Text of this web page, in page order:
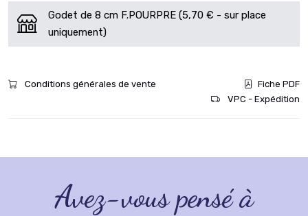
Godet de 8 cm F.POURPRE (5,70 € - sur place
uniquement)
Conditions générales de vente
Fiche PDF
VPC - Expédition
Avez-vous pensé à